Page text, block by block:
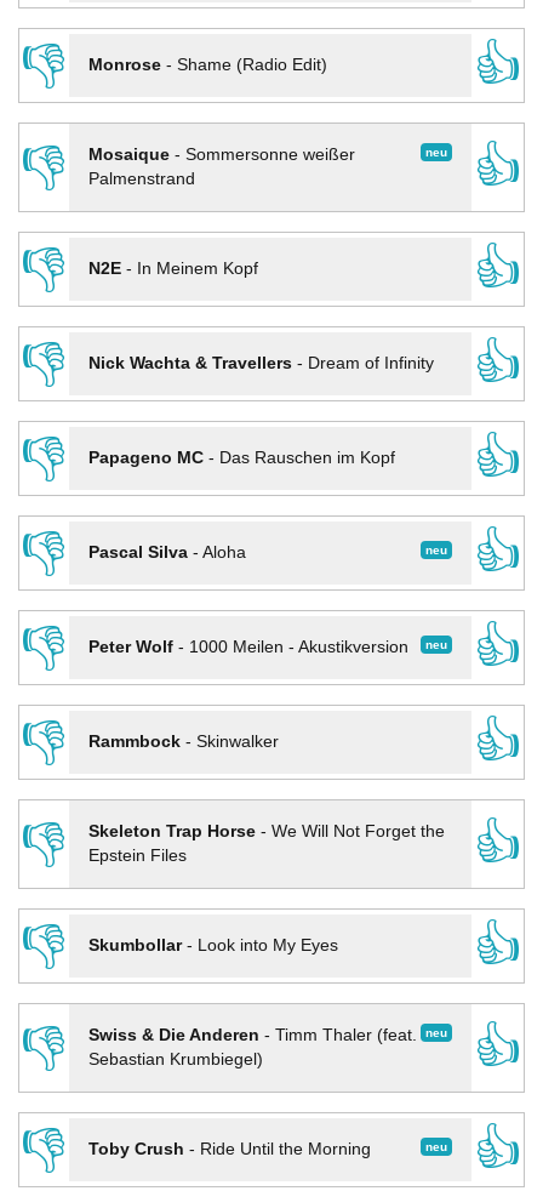
👎
Monrose- Shame (Radio Edit)
👍
👎
neu
Mosaique- Sommersonne weißer
Palmenstrand
👍
👎
N2E- In Meinem Kopf
👍
👎
Nick Wachta & Travellers- Dream of Infinity
👍
👎
Papageno MC- Das Rauschen im Kopf
👍
👎
neu
Pascal Silva- Aloha
👍
👎
neu
Peter Wolf- 1000 Meilen - Akustikversion
👍
👎
Rammbock- Skinwalker
👍
👎
Skeleton Trap Horse- We Will Not Forget the
Epstein Files
👍
👎
Skumbollar- Look into My Eyes
👍
👎
neu
Swiss & Die Anderen - Timm Thaler (feat.
Sebastian Krumbiegel)
👍
👎
neu
Toby Crush - Ride Until the Morning
👍